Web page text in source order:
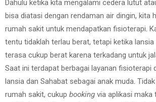
Dahulu ketika kita mengalami cedera lutut
bisa diatasi dengan rendaman air dingin, kita
rumah sakit untuk mendapatkan fisioterapi.
tentu tidaklah terlau berat, tetapi ketika lansia
terasa cukup berat karena terkadang untuk
Saat ini terdapat berbagai layanan fisioterapi
lansia dan Sahabat sebagai anak muda.
rumah sakit, cukup booking via aplikasi maka